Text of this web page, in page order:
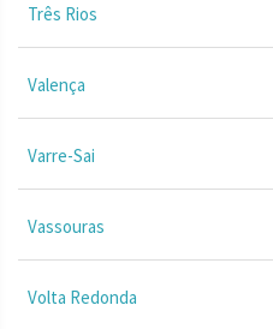
Três Rios
Valença
Varre-Sai
Vassouras
Volta Redonda